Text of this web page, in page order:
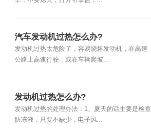
汽车发动机过热怎么办?
发动机过热太危险了，容易烧坏发动机，在高速
公路上高速行驶，或在车辆爬坡...
发动机过热怎么办?
发动机过热的处理办法：1、夏天的话主要是检查
防冻液，只要不缺少，电子风...